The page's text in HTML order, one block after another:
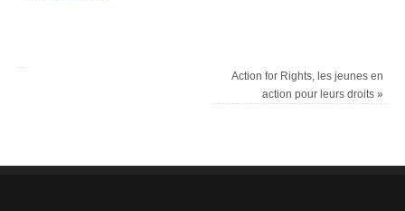
Action for Rights, les jeunes en
action pour leurs droits »